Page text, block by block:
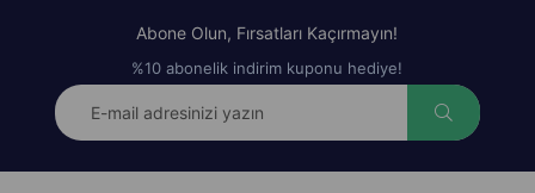
Abone Olun, Fırsatları Kaçırmayın!
%10 abonelik indirim kuponu hediye!